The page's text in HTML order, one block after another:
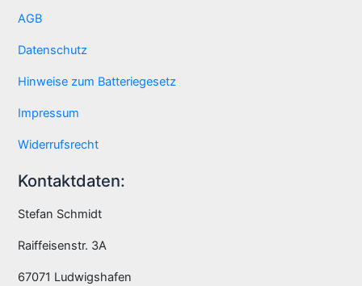
AGB
Datenschutz
Hinweise zum Batteriegesetz
Impressum
Widerrufsrecht
Kontaktdaten:
Stefan Schmidt
Raiffeisenstr. 3A
67071 Ludwigshafen